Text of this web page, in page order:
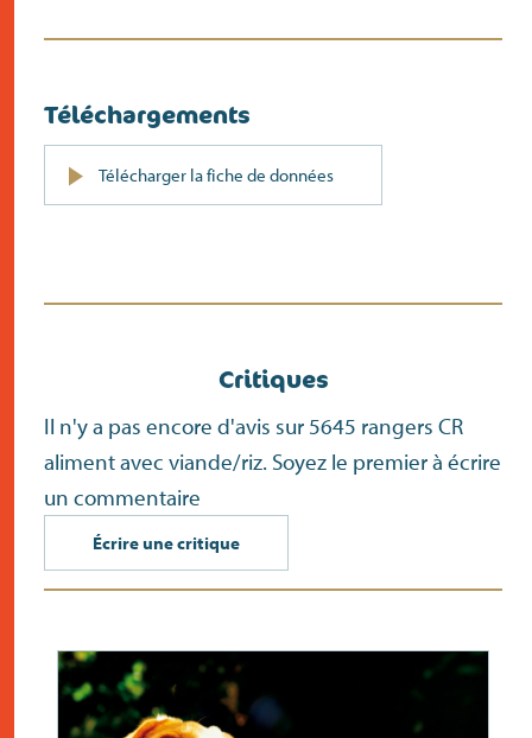
Téléchargements
Télécharger la fiche de donnéesPDF
(s’ouvre
Critiques
Il n'y a pas encore d'avis sur 5645 rangers CR
aliment avec viande/riz. Soyez le premier à écrire
un commentaire
Écrire une critique